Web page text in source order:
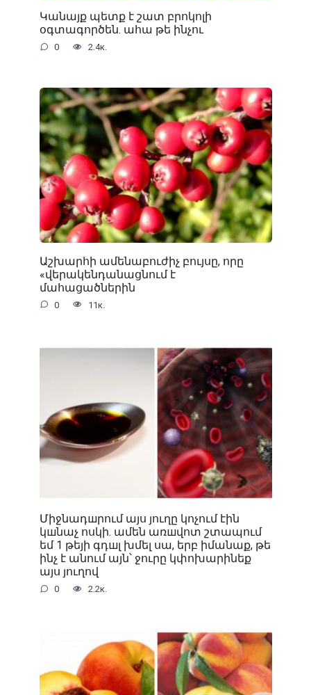
Կանայք պետք է շատ բրոկոլի
օգտագործեն. ահա թե ինչու
0 2.4к.
Աշխարհի ամենաբուժիչ բույսը, որը
«վերակենդանացնում է
մահացածներին
0 11к.
Միջնադшրում այս յուղը կոչում էին
կшնաչ ոսկի. ամեն առшվոտ շտապում
եմ 1 թեյի գդшլ խմել սա, երբ իմանաք, թե
ինչ է անում այն՝ ջուրը կփոխարինեք
այս յուղով
0 2.2к.